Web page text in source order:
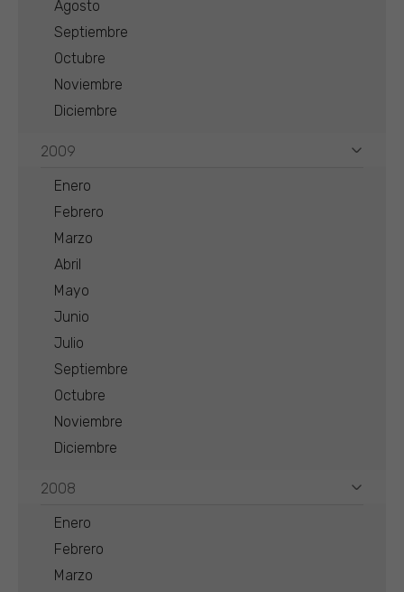
Agosto
Septiembre
Octubre
Noviembre
Diciembre
2009
Enero
Febrero
Marzo
Abril
Mayo
Junio
Julio
Septiembre
Octubre
Noviembre
Diciembre
2008
Enero
Febrero
Marzo